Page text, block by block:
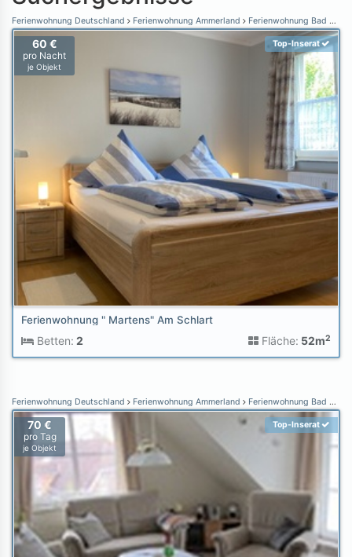
Ferienwohnung Deutschland Ferienwohnung Ammerland Ferienwohnung Bad Zwischenahn
60 €
pro Nacht
je Objekt
Top-Inserat
Ferienwohnung " Martens" Am Schlart
Betten: 2 Fläche: 52m2
Ferienwohnung Deutschland Ferienwohnung Ammerland Ferienwohnung Bad Zwischenahn
70 €
pro Tag
je Objekt
Top-Inserat